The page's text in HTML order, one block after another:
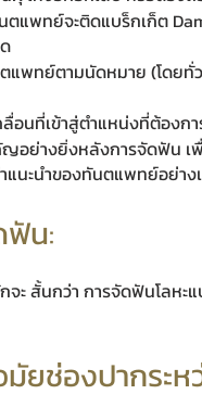
แพทย์จะติดแบร็กเก็ต
พทย์ตามนัดหมาย (โดย
อนที่เข้าสู่ตำแหน่งที่ต้อง
ญอย่างยิ่งหลังการจัดฟัน
แนะนำของทันตแพทย์อย่าง
ฟัน:
จะ สั้นกว่า การจัดฟันโลห
ยช่องปากระ